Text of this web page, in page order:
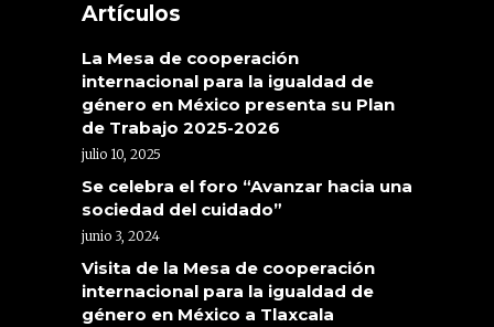
Artículos
La Mesa de cooperación
internacional para la igualdad de
género en México presenta su Plan
de Trabajo 2025-2026
julio 10, 2025
Se celebra el foro “Avanzar hacia una
sociedad del cuidado”
junio 3, 2024
Visita de la Mesa de cooperación
internacional para la igualdad de
género en México a Tlaxcala